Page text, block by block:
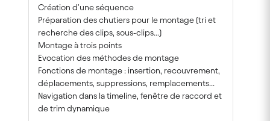
Création d'une séquence
Préparation des chutiers pour le montage (tri et
recherche des clips, sous-clips...)
Montage à trois points
Evocation des méthodes de montage
Fonctions de montage : insertion, recouvrement,
déplacements, suppressions, remplacements...
Navigation dans la timeline, fenêtre de raccord et
de trim dynamique